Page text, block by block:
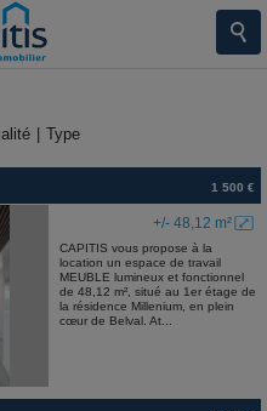
Type
1 500 €
+/- 48,12 m²
CAPITIS vous propose à la
location un espace de travail
MEUBLE lumineux et fonctionnel
de 48,12 m², situé au 1er étage de
la résidence Millenium, en plein
cœur de Belval. At...